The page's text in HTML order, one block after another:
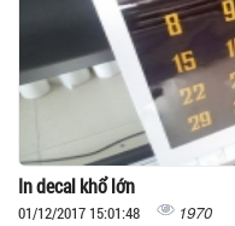
In decal khổ lớn
01/12/2017 15:01:48 1970